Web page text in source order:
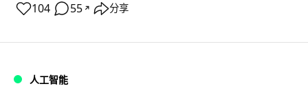
104 55 ↗ 分享
人工智能